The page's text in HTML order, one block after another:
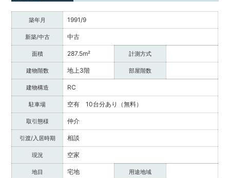
築年月 1991/9
新築/中古 中古
面積 287.5m² 計測方式
建物階数 地上3階 部屋階数
建物構造 RC
駐車場 空有 10台分あり（無料）
取引態様 仲介
引渡/入居時期 相談
現況 空家
地目 宅地 用途地域